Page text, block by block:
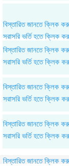
বিস্তারিত জানতে ক্লিক
সরাসরি ভর্তি হতে ক্লিক
বিস্তারিত জানতে ক্লিক
সরাসরি ভর্তি হতে ক্লিক
বিস্তারিত জানতে ক্লিক
সরাসরি ভর্তি হতে ক্লিক
বিস্তারিত জানতে ক্লিক
সরাসরি ভর্তি হতে ক্লিক
বিস্তারিত জানতে ক্লিক